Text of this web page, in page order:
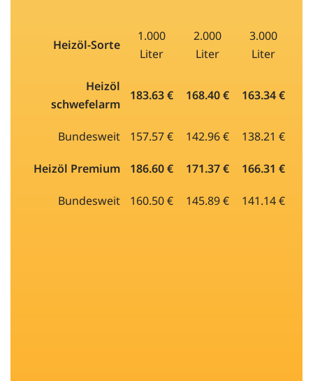
Heizöl-Sorte
1.000
Liter
2.000
Liter
3.000
Liter
Heizöl
schwefelarm
183.63 € 168.40 € 163.34 €
Bundesweit 157.57 € 142.96 € 138.21 €
Heizöl Premium 186.60 € 171.37 € 166.31 €
Bundesweit 160.50 € 145.89 € 141.14 €